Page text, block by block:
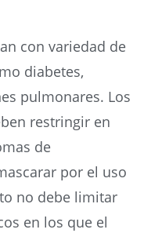
con variedad de
diabetes,
pulmonares. Los
restringir en
de
por el uso
no debe limitar
en los que el